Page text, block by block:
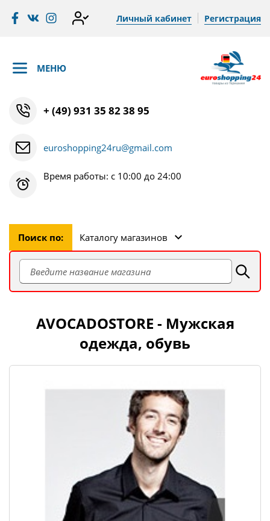
Личный кабинет Регистрация
МЕНЮ
+ (49) 931 35 82 38 95
euroshopping24ru@gmail.com
Время работы: с 10:00 до 24:00
Поиск по: Каталогу магазинов
AVOCADOSTORE - Мужская
одежда, обувь